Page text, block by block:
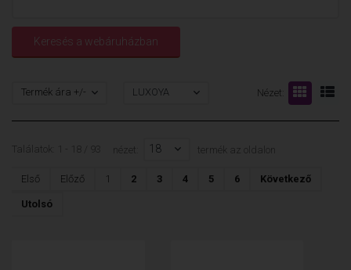
Nézet:
Termék ára +/- LUXOYA
Találatok: 1 - 18 / 93 nézet: 18 termék az oldalon
Első Előző 1 2 3 4 5 6 Következő
Utolsó